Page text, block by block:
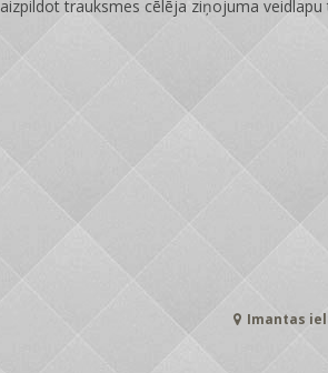
aizpildot trauksmes cēlēja ziņojuma veidlapu
Imantas